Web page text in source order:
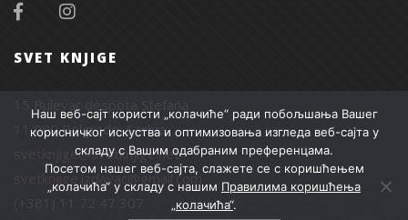
SVET KNJIGE
15 Bulevar despota Stefana
11 000 Belgrade, Serbia
svetknjige@svetknjige.net
svetknjige.izdavac@gmail.com
Наш веб-сајт користи „колачиће“ ради побољшања Вашег
корисничког искуства и оптимизовања изгледа веб-сајта у
складу с Вашим одабраним преференцама.
Посетом нашег веб-сајта, слажете се с коришћењем
„колачића“ у складу с нашим Правилима коришћења
„колачића“.